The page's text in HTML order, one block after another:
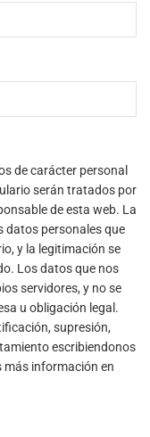
de carácter personal
serán tratados por
de esta web. La
datos personales que
y la legitimación se
Los datos que nos
servidores, y no se
u obligación legal.
supresión,
escribiendonos
más información en